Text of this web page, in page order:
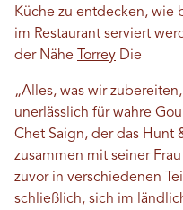
Küche zu entdecken, wie
im Restaurant serviert
der Nähe
Torrey Die
„Alles, was wir
unerlässlich für wahre
Chet Saign, der das Hunt
zusammen mit seiner
zuvor in verschiedenen
schließlich, sich im